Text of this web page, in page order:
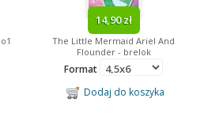
14,90 zł
The Little Mermaid Ariel And
Flounder - brelok
Format
Dodaj do koszyka